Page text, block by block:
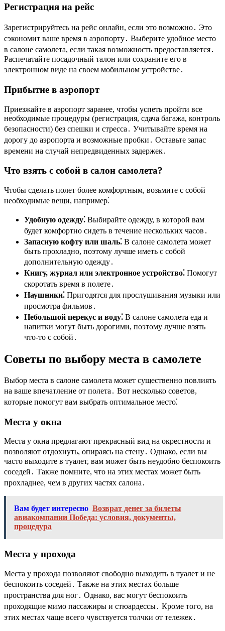
Регистрация на рейс
Зарегистрируйтесь на рейс онлайн, если это возможно․ Это
сэкономит ваше время в аэропорту․ Выберите удобное место
в салоне самолета, если такая возможность предоставляется․
Распечатайте посадочный талон или сохраните его в
электронном виде на своем мобильном устройстве․
Прибытие в аэропорт
Приезжайте в аэропорт заранее, чтобы успеть пройти все
необходимые процедуры (регистрация, сдача багажа, контроль
безопасности) без спешки и стресса․ Учитывайте время на
дорогу до аэропорта и возможные пробки․ Оставьте запас
времени на случай непредвиденных задержек․
Что взять с собой в салон самолета?
Чтобы сделать полет более комфортным, возьмите с собой
необходимые вещи, например⁚
Удобную одежду⁚ Выбирайте одежду, в которой вам
будет комфортно сидеть в течение нескольких часов․
Запасную кофту или шаль⁚ В салоне самолета может
быть прохладно, поэтому лучше иметь с собой
дополнительную одежду․
Книгу, журнал или электронное устройство⁚ Помогут
скоротать время в полете․
Наушники⁚ Пригодятся для прослушивания музыки или
просмотра фильмов․
Небольшой перекус и воду⁚ В салоне самолета еда и
напитки могут быть дорогими, поэтому лучше взять
что-то с собой․
Советы по выбору места в самолете
Выбор места в салоне самолета может существенно повлиять
на ваше впечатление от полета․ Вот несколько советов,
которые помогут вам выбрать оптимальное место⁚
Места у окна
Места у окна предлагают прекрасный вид на окрестности и
позволяют отдохнуть, опираясь на стену․ Однако, если вы
часто выходите в туалет, вам может быть неудобно беспокоить
соседей․ Также помните, что на этих местах может быть
прохладнее, чем в других частях салона․
Вам будет интересно Возврат денег за билеты
авиакомпании Победа: условия, документы,
процедура
Места у прохода
Места у прохода позволяют свободно выходить в туалет и не
беспокоить соседей․ Также на этих местах больше
пространства для ног․ Однако, вас могут беспокоить
проходящие мимо пассажиры и стюардессы․ Кроме того, на
этих местах чаще всего чувствуется толчки от тележек․